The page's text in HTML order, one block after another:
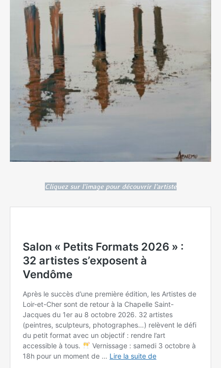
Cliquez sur l'image pour découvrir l'artiste